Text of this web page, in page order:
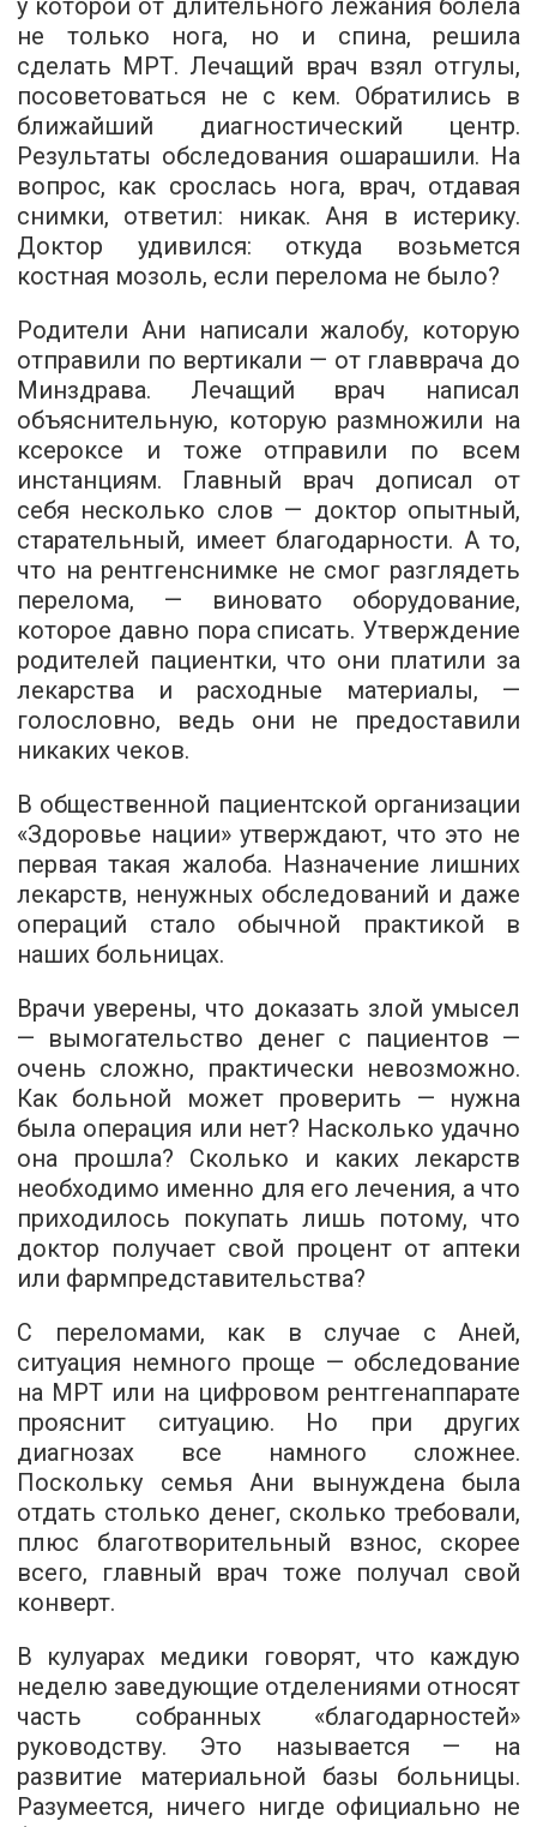
у которой от длительного лежания болела
не только нога, но и спина, решила
сделать МРТ. Лечащий врач взял отгулы,
посоветоваться не с кем. Обратились в
ближайший диагностический центр.
Результаты обследования ошарашили. На
вопрос, как срослась нога, врач, отдавая
снимки, ответил: никак. Аня в истерику.
Доктор удивился: откуда возьмется
костная мозоль, если перелома не было?
Родители Ани написали жалобу, которую
отправили по вертикали — от главврача до
Минздрава. Лечащий врач написал
объяснительную, которую размножили на
ксероксе и тоже отправили по всем
инстанциям. Главный врач дописал от
себя несколько слов — доктор опытный,
старательный, имеет благодарности. А то,
что на рентгенснимке не смог разглядеть
перелома, — виновато оборудование,
которое давно пора списать. Утверждение
родителей пациентки, что они платили за
лекарства и расходные материалы, —
голословно, ведь они не предоставили
никаких чеков.
В общественной пациентской организации
«Здоровье нации» утверждают, что это не
первая такая жалоба. Назначение лишних
лекарств, ненужных обследований и даже
операций стало обычной практикой в
наших больницах.
Врачи уверены, что доказать злой умысел
— вымогательство денег с пациентов —
очень сложно, практически невозможно.
Как больной может проверить — нужна
была операция или нет? Насколько удачно
она прошла? Сколько и каких лекарств
необходимо именно для его лечения, а что
приходилось покупать лишь потому, что
доктор получает свой процент от аптеки
или фармпредставительства?
С переломами, как в случае с Аней,
ситуация немного проще — обследование
на МРТ или на цифровом рентгенаппарате
прояснит ситуацию. Но при других
диагнозах все намного сложнее.
Поскольку семья Ани вынуждена была
отдать столько денег, сколько требовали,
плюс благотворительный взнос, скорее
всего, главный врач тоже получал свой
конверт.
В кулуарах медики говорят, что каждую
неделю заведующие отделениями относят
часть собранных «благодарностей»
руководству. Это называется — на
развитие материальной базы больницы.
Разумеется, ничего нигде официально не